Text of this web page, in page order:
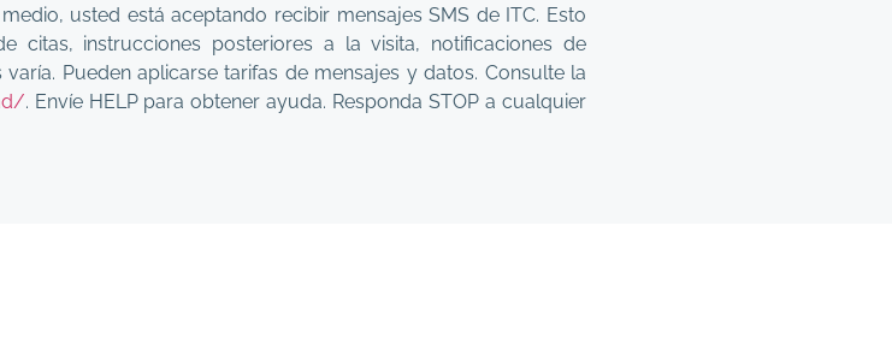
usted está aceptando recibir mensajes SMS de ITC. Esto
citas, instrucciones posteriores a la visita, notificaciones de
Pueden aplicarse tarifas de mensajes y datos. Consulte la
. Envíe HELP para obtener ayuda. Responda STOP a cualquier